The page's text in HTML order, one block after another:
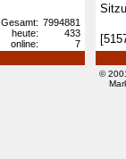
Gesamt: 7994881
heute:
433
online:
7
©